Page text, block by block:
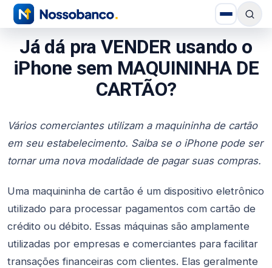
Já dá pra VENDER usando o
iPhone sem MAQUININHA DE
CARTÃO?
Vários comerciantes utilizam a maquininha de cartão
em seu estabelecimento. Saiba se o iPhone pode ser
tornar uma nova modalidade de pagar suas compras.
Uma maquininha de cartão é um dispositivo eletrônico
utilizado para processar pagamentos com cartão de
crédito ou débito. Essas máquinas são amplamente
utilizadas por empresas e comerciantes para facilitar
transações financeiras com clientes. Elas geralmente